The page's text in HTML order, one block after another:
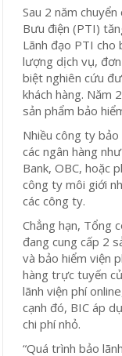
Sau 2 năm
Bưu điện (PTI)
Lãnh đạo PTI
lượng dịch vụ,
biệt nghiên cứu
khách hàng. Năm
sản phẩm bảo
Nhiều công ty
các ngân hàng
Bank, OBC, hoặc
công ty môi giới
các công ty.
Chẳng hạn, Tổng
đang cung cấp 2
và bảo hiểm viện
hàng trực tuyến
lãnh viện phí
cạnh đó, BIC áp
chi phí nhỏ.
“Quá trình bảo